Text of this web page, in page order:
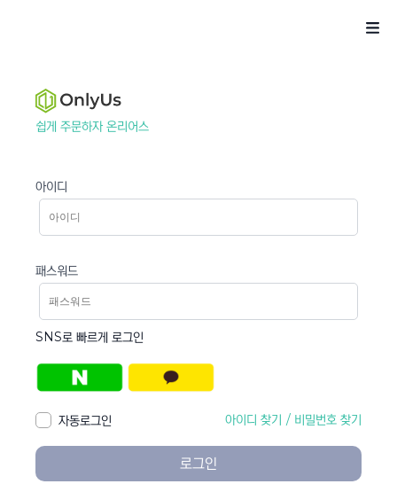
쉽게 주문하자 온리어스
아이디
패스워드
SNS로 빠르게 로그인
자동로그인 아이디 찾기 / 비밀번호 찾기
로그인